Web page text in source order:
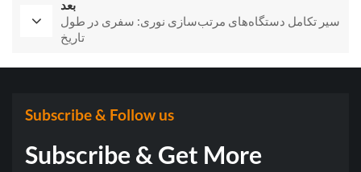
بعد
سیر تکامل دستگاه‌های مرتب‌سازی نوری: سفری در طول
تاریخ
Subscribe & Follow us
Subscribe & Get More